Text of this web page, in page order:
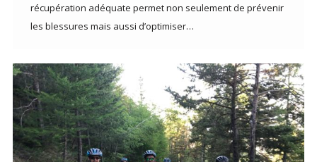
récupération adéquate permet non seulement de prévenir
les blessures mais aussi d’optimiser…